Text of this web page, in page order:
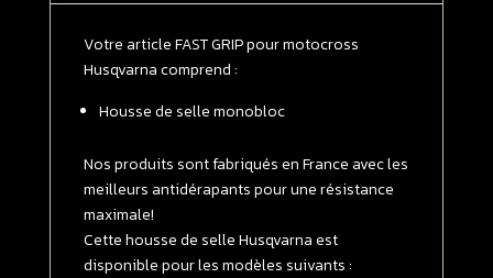
/
250
350
450
TC
/
FC
2019
Votre article FAST GRIP pour motocross
Husqvarna comprend :
Housse de selle monobloc
Nos produits sont fabriqués en France avec les
meilleurs antidérapants pour une résistance
maximale!
Cette housse de selle Husqvarna est
disponible pour les modèles suivants :